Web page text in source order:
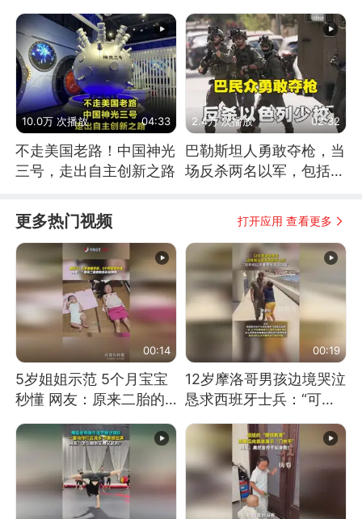
在过？
子：永远不要害怕他们！
10.0万 次播放 04:33
不走美国老路！中国神光
三号，走出自主创新之路
2.4万 次播放 02:32
巴勒斯坦人勇敢夺枪，当
场反杀两名以军，包括一
更多热门视频 打开应用 查看更多
00:14
5岁姐姐示范 5个月宝宝
秒懂 网友：原来二胎的
00:19
12岁摩洛哥男孩边境哭泣
恳求西班牙士兵：“可不